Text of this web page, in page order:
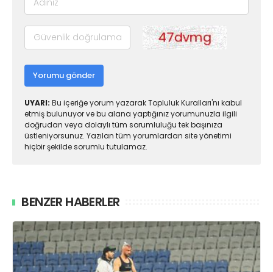
Yorumu gönder
UYARI: Bu içeriğe yorum yazarak Topluluk Kuralları'nı kabul
etmiş bulunuyor ve bu alana yaptığınız yorumunuzla ilgili
doğrudan veya dolaylı tüm sorumluluğu tek başınıza
üstleniyorsunuz. Yazılan tüm yorumlardan site yönetimi
hiçbir şekilde sorumlu tutulamaz.
BENZER HABERLER